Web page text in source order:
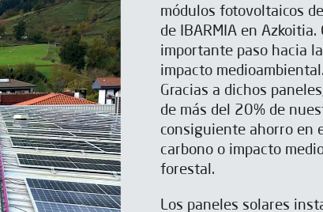
módulos fotovoltaicos
de IBARMIA en
importante paso hacia
impacto medioambiental.
Gracias a dichos
de más del 20% de
consiguiente ahorro en
carbono o impacto
forestal.
Los paneles solares